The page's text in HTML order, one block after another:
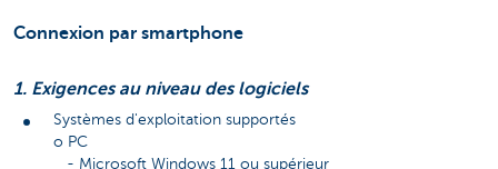
Connexion par smartphone
1. Exigences au niveau des logiciels
Systèmes d'exploitation supportés
o PC
- Microsoft Windows 11 ou supérieur